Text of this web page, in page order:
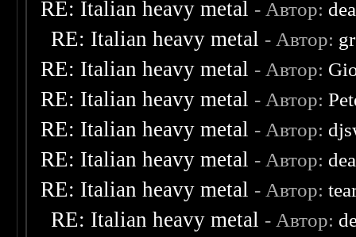
RE: Italian heavy metal - Автор:
RE: Italian heavy metal - Автор:
RE: Italian heavy metal - Автор:
RE: Italian heavy metal - Автор:
RE: Italian heavy metal - Автор:
RE: Italian heavy metal - Автор:
RE: Italian heavy metal - Автор:
RE: Italian heavy metal - Автор: